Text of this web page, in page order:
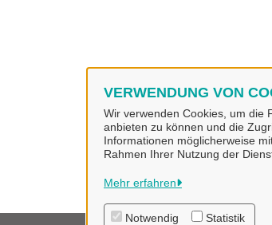
VERWENDUNG VON
Wir verwenden Cookies, um die
anbieten zu können und die
Informationen möglicherweise
Rahmen Ihrer Nutzung der
Mehr erfahren
Notwendig Statistik